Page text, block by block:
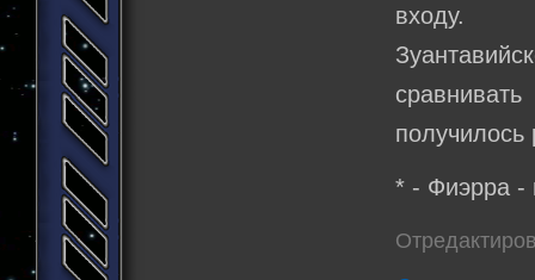
входу.
получилось
* - Фиэрра -